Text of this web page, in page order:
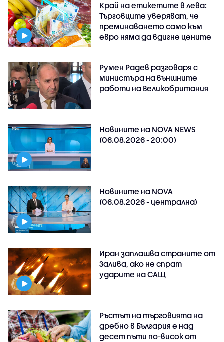
Край на етикетите в лева:
Търговците уверяват, че
преминаването само към
евро няма да вдигне цените
Румен Радев разговаря с
министъра на външните
работи на Великобритания
Новините на NOVA NEWS
(06.08.2026 - 20:00)
Новините на NOVA
(06.08.2026 - централна)
Иран заплашва страните от
Залива, ако не спрат
ударите на САЩ
Ръстът на търговията на
дребно в България е над
десет пъти по-висок от